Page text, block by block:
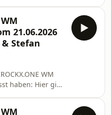
Mike Hanke
12 A-
Küpper (TV-
Holger
sowie
Effen
21.06.2026
Stefan
WM
haben: Hier gibt